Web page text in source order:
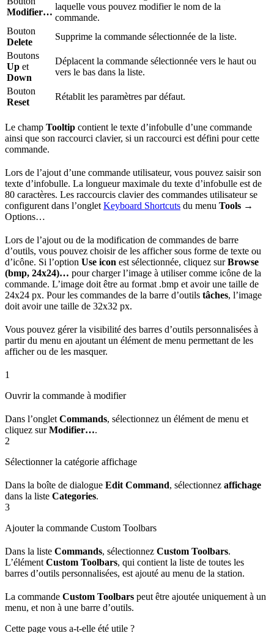
Modifier…
laquelle vous pouvez modifier le nom de la
commande.
Bouton
Delete
Supprime la commande sélectionnée de la liste.
Boutons
Up et
Down
Déplacent la commande sélectionnée vers le haut ou
vers le bas dans la liste.
Bouton
Reset
Rétablit les paramètres par défaut.
Le champ Tooltip contient le texte d’infobulle d’une commande
ainsi que son raccourci clavier, si un raccourci est défini pour cette
commande.
Lors de l’ajout d’une commande utilisateur, vous pouvez saisir son
texte d’infobulle. La longueur maximale du texte d’infobulle est de
80 caractères. Les raccourcis clavier des commandes utilisateur se
configurent dans l’onglet Keyboard Shortcuts du menu Tools →
Options…
Lors de l’ajout ou de la modification de commandes de barre
d’outils, vous pouvez choisir de les afficher sous forme de texte ou
d’icône. Si l’option Use icon est sélectionnée, cliquez surBrowse
(bmp, 24x24)… pour charger l’image à utiliser comme icône de la
commande. L’image doit être au format .bmp et avoir une taille de
24x24 px. Pour les commandes de la barre d’outils tâches, l’image
doit avoir une taille de 32x32 px.
Vous pouvez gérer la visibilité des barres d’outils personnalisées à
partir du menu en ajoutant un élément de menu permettant de les
afficher ou de les masquer.
1
Ouvrir la commande à modifier
Dans l’onglet Commands, sélectionnez un élément de menu et
cliquez surModifier….
2
Sélectionner la catégorie affichage
Dans la boîte de dialogue Edit Command, sélectionnez affichage
dans la liste Categories.
3
Ajouter la commande Custom Toolbars
Dans la liste Commands, sélectionnez Custom Toolbars.
L’élément Custom Toolbars, qui contient la liste de toutes les
barres d’outils personnalisées, est ajouté au menu de la station.
La commande Custom Toolbars peut être ajoutée uniquement à un
menu, et non à une barre d’outils.
Cette page vous a-t-elle été utile ?